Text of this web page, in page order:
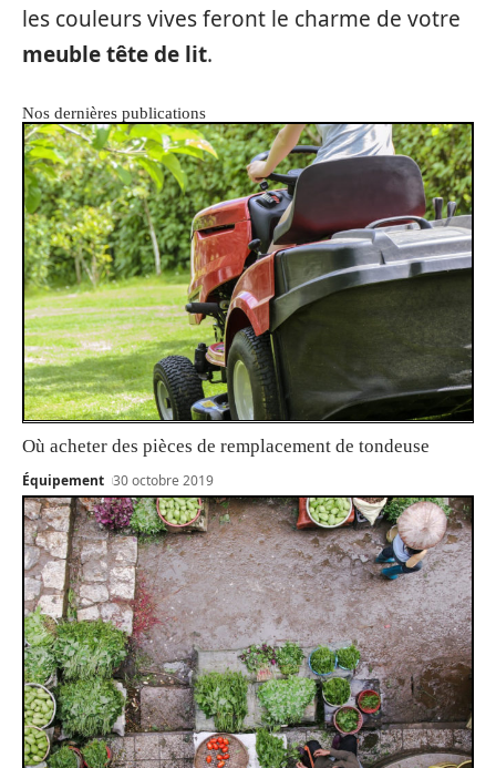
les couleurs vives feront le charme de votre
meuble tête de lit.
Nos dernières publications
Où acheter des pièces de remplacement de tondeuse
Équipement 30 octobre 2019